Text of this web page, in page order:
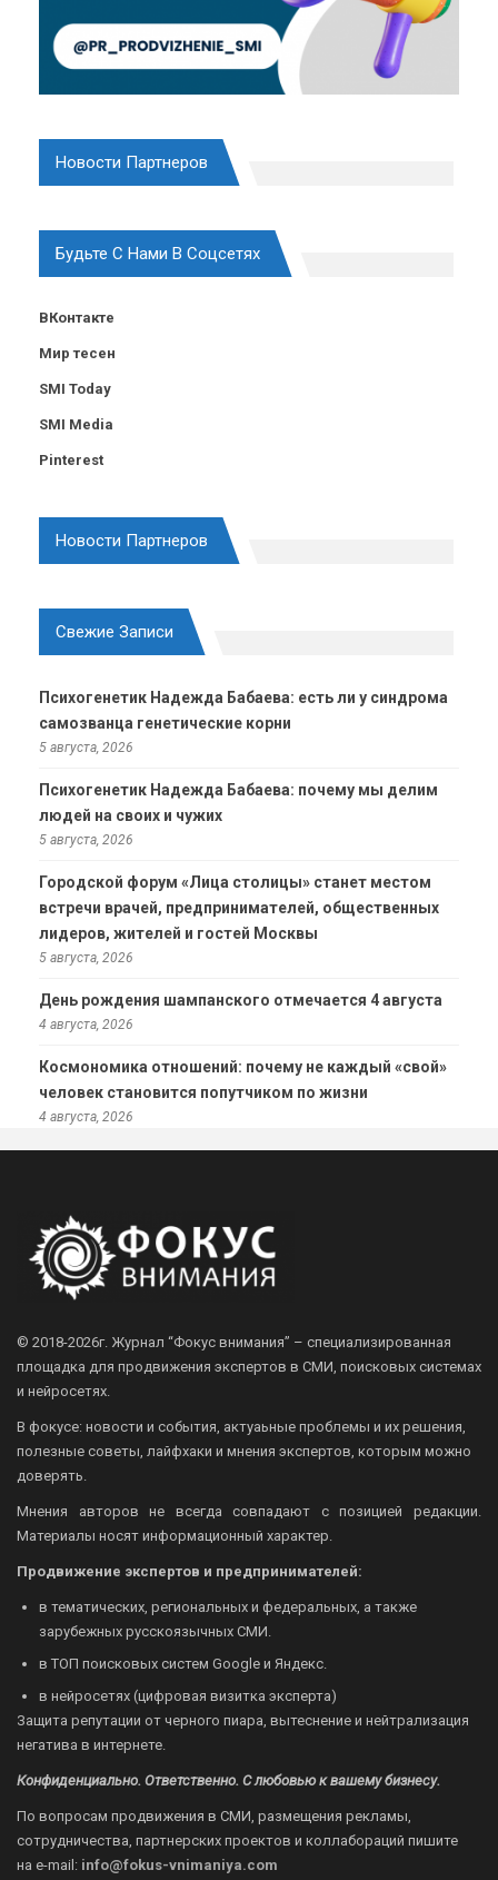
Новости Партнеров
Будьте С Нами В Соцсетях
ВКонтакте
Мир тесен
SMI Today
SMI Media
Pinterest
Новости Партнеров
Свежие Записи
Психогенетик Надежда Бабаева: есть ли у синдрома
самозванца генетические корни
5 августа, 2026
Психогенетик Надежда Бабаева: почему мы делим
людей на своих и чужих
5 августа, 2026
Городской форум «Лица столицы» станет местом
встречи врачей, предпринимателей, общественных
лидеров, жителей и гостей Москвы
5 августа, 2026
День рождения шампанского отмечается 4 августа
4 августа, 2026
Космономика отношений: почему не каждый «свой»
человек становится попутчиком по жизни
4 августа, 2026
© 2018-2026г. Журнал “Фокус внимания” – специализированная
площадка для продвижения экспертов в СМИ, поисковых системах
и нейросетях.
В фокусе: новости и события, актуаьные проблемы и их решения,
полезные советы, лайфхаки и мнения экспертов, которым можно
доверять.
Мнения авторов не всегда совпадают с позицией редакции.
Материалы носят информационный характер.
Продвижение экспертов и предпринимателей:
в тематических, региональных и федеральных, а также
зарубежных русскоязычных СМИ.
в ТОП поисковых систем Google и Яндекс.
в нейросетях (цифровая визитка эксперта)
Защита репутации от черного пиара, вытеснение и нейтрализация
негатива в интернете.
Конфиденциально. Ответственно. С любовью к вашему бизнесу.
По вопросам продвижения в СМИ, размещения рекламы,
сотрудничества, партнерских проектов и коллабораций пишите
на e-mail: info@fokus-vnimaniya.com